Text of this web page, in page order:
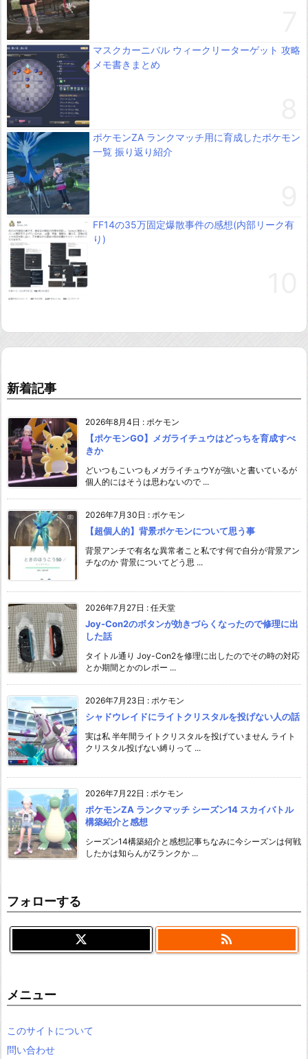
マスクカーニバル ウィークリーターゲット 攻略
メモ書きまとめ
ポケモンZA ランクマッチ用に育成したポケモン
一覧 振り返り紹介
FF14の35万固定爆散事件の感想(内部リーク有
り)
新着記事
2026年8月4日 : ポケモン
【ポケモンGO】メガライチュウはどっちを育成すべ
きか
どいつもこいつもメガライチュウYが強いと書いているが
個人的にはそうは思わないので ...
2026年7月30日 : ポケモン
【超個人的】背景ポケモンについて思う事
背景アンチで有名な異常者こと私です何で自分が背景アン
チなのか 背景についてどう思 ...
2026年7月27日 : 任天堂
Joy-Con2のボタンが効きづらくなったので修理に出
した話
タイトル通り Joy-Con2を修理に出したのでその時の対応
とか期間とかのレポー ...
2026年7月23日 : ポケモン
シャドウレイドにライトクリスタルを投げない人の話
実は私 半年間ライトクリスタルを投げていません ライト
クリスタル投げない縛りって ...
2026年7月22日 : ポケモン
ポケモンZA ランクマッチ シーズン14 スカイバトル
構築紹介と感想
シーズン14構築紹介と感想記事ちなみに今シーズンは何戦
したかは知らんがZランクか ...
フォローする

メニュー
このサイトについて
問い合わせ